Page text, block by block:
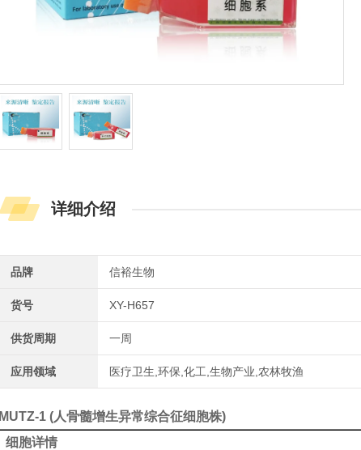
详细介绍
品牌 信裕生物
货号 XY-H657
供货周期 一周
应用领域 医疗卫生,环保,化工,生物产业,农林牧渔
MUTZ-1 (人骨髓增生异常综合征细胞株)
细胞详情